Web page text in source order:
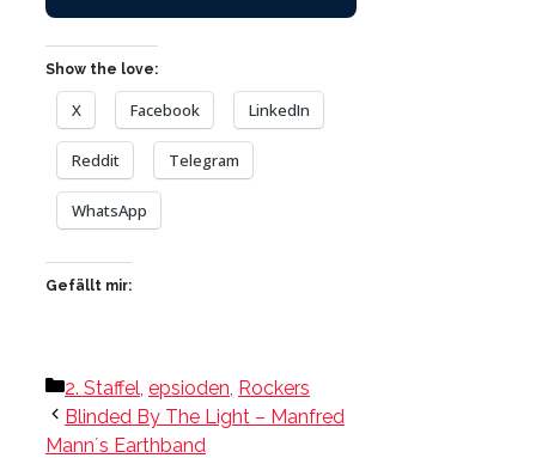
Show the love:
X Facebook LinkedIn
Reddit Telegram
WhatsApp
Gefällt mir:
Kategorien
2. Staffel, epsioden, Rockers
Blinded By The Light – Manfred
Mann´s Earthband